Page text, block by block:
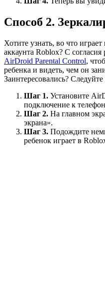
Способ 2.
Хотите узнать, во что
аккаунта Roblox? С
AirDroid Parental Control,
ребенка и видеть, чем он
Заинтересовались?
Шаг 1. Установите
подключение к
Шаг 2. На главном
экрана».
Шаг 3. Подождите
ребенок играет в